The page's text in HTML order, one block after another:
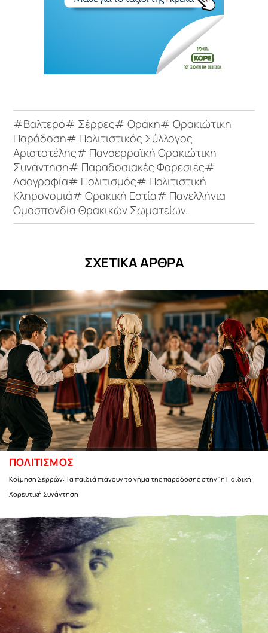
#Βαλτερό# Σέρρες# Θράκη# Θρακιώτικη
Παράδοση# Πολιτιστικός Σύλλογος
Αριστοτέλης# Πανσερραϊκή Θρακιώτικη
Συνάντηση# Παραδοσιακές Φορεσιές#
Λαογραφία# Πολιτισμός# Πολιτιστική
Κληρονομιά# Θρακική Εστία# Πανελλήνια
Ομοσπονδία Θρακικών Σωματείων.
ΣΧΕΤΙΚΑ ΑΡΘΡΑ
ΠΟΛΙΤΙΣΜΟΣ
Κοίμηση Σερρών: Τα παιδιά πιάνουν το νήμα της παράδοσης στην 1η Παιδική
Χορευτική Συνάντηση